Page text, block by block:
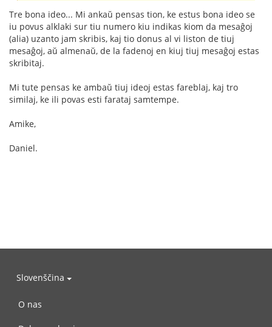
Tre bona ideo... Mi ankaŭ pensas tion, ke estus bona ideo se
iu povus alklaki sur tiu numero kiu indikas kiom da mesaĝoj
(alia) uzanto jam skribis, kaj tio donus al vi liston de tiuj
mesaĝoj, aŭ almenaŭ, de la fadenoj en kiuj tiuj mesaĝoj estas
skribitaj.
Mi tute pensas ke ambaŭ tiuj ideoj estas fareblaj, kaj tro
similaj, ke ili povas esti farataj samtempe.
Amike,
Daniel.
Slovenščina
O nas